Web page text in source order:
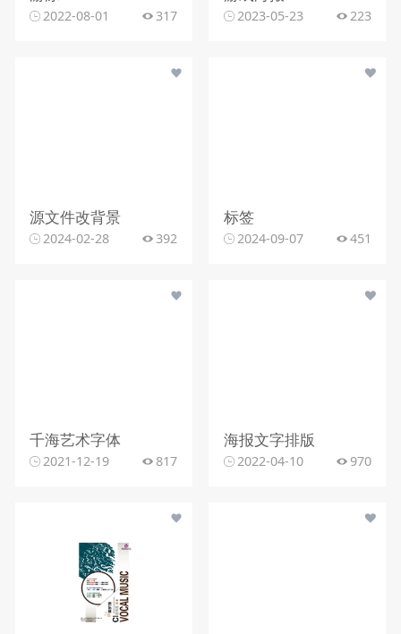
2022-08-01 317 2023-05-23 223
源文件改背景
2024-02-28 392
标签
2024-09-07 451
千海艺术字体
2021-12-19 817
海报文字排版
2022-04-10 970